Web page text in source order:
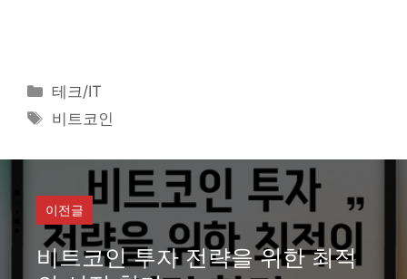
카
테
리
테크/IT
태
비트코인
이전글
비트코인 투자 전략을 위한 최적